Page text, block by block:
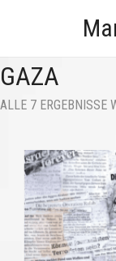
GAZA
ALLE 7 ERGEBNISSE